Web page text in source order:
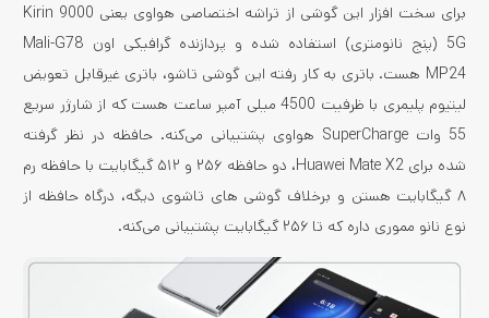
برای سخت افزار این گوشی از تراشه اختصاصی هواوی یعنی Kirin 9000
5G (پنج نانومتری) استفاده شده و پردازنده گرافیکی اون Mali-G78
MP24 هست. باتری به کار رفته این گوشی تاشو، باتری غیرقابل تعویض
لیتیوم پلیمری با ظرفیت 4500 میلی آمپر ساعت هست که از شارژر سریع
55 وات SuperCharge هواوی پشتیبانی می‌کنه. حافظه در نظر گرفته
شده برای Huawei Mate X2، دو حافظه ۲۵۶ و ۵۱۲ گیگابایت با حافظه رم
۸ گیگابایت هستن و برخلاف گوشی ‌های تاشوی دیگه، درگاه حافظه‌ از
نوع نانو مموری داره که تا ۲۵۶ گیگابایت پشتیبانی می‌کنه.